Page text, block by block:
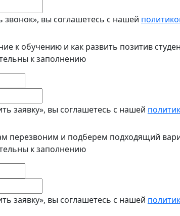
звонок», вы соглашетесь с нашей
к обучению и как развить позитив
к заполнению
заявку», вы соглашетесь с нашей
перезвоним и подберем подходящий
к заполнению
заявку», вы соглашетесь с нашей